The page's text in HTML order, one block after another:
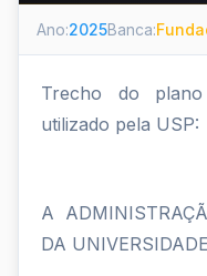
Ano:2025Banca:
Trecho do
utilizado pela USP:
A
DA UNIVERSIDADE